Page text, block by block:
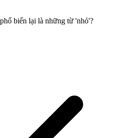
biến lại là những từ 'nhỏ'?